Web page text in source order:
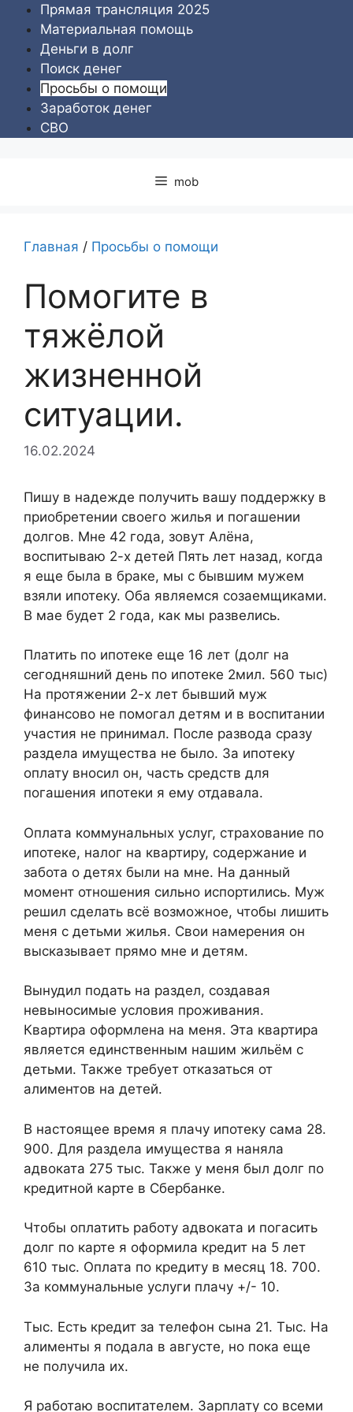
Перейти
содержимому
Прямая трансляция 2025
Материальная помощь
Деньги в долг
Поиск денег
Просьбы о помощи
Заработок денег
СВО
mob
Главная / Просьбы о помощи
Помогите в
тяжёлой
жизненной
ситуации.
16.02.2024
Пишу в надежде получить вашу поддержку в
приобретении своего жилья и погашении
долгов. Мне 42 года, зовут Алёна,
воспитываю 2-х детей Пять лет назад, когда
я еще была в браке, мы с бывшим мужем
взяли ипотеку. Оба являемся созаемщиками.
В мае будет 2 года, как мы развелись.
Платить по ипотеке еще 16 лет (долг на
сегодняшний день по ипотеке 2мил. 560 тыс)
На протяжении 2-х лет бывший муж
финансово не помогал детям и в воспитании
участия не принимал. После развода сразу
раздела имущества не было. За ипотеку
оплату вносил он, часть средств для
погашения ипотеки я ему отдавала.
Оплата коммунальных услуг, страхование по
ипотеке, налог на квартиру, содержание и
забота о детях были на мне. На данный
момент отношения сильно испортились. Муж
решил сделать всё возможное, чтобы лишить
меня с детьми жилья. Свои намерения он
высказывает прямо мне и детям.
Вынудил подать на раздел, создавая
невыносимые условия проживания.
Квартира оформлена на меня. Эта квартира
является единственным нашим жильём с
детьми. Также требует отказаться от
алиментов на детей.
В настоящее время я плачу ипотеку сама 28.
900. Для раздела имущества я наняла
адвоката 275 тыс. Также у меня был долг по
кредитной карте в Сбербанке.
Чтобы оплатить работу адвоката и погасить
долг по карте я оформила кредит на 5 лет
610 тыс. Оплата по кредиту в месяц 18. 700.
За коммунальные услуги плачу +/- 10.
Тыс. Есть кредит за телефон сына 21. Тыс. На
алименты я подала в августе, но пока еще
не получила их.
Я работаю воспитателем. Зарплату со всеми